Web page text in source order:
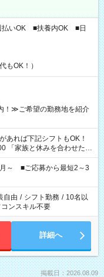
払いOK ■扶養内OK ■日
もOK！）
！≫ご希望の勤務地を紹介
た
たい」 「できれば残業はし
※Wワーク希望
時間と、もう1つのお仕事
る場合は応募できません。
月～ ■ご応募から最短2～3
自由 / シフト勤務 / 10名以
ンスキル不要
詳細へ
掲載日：2026.08.09